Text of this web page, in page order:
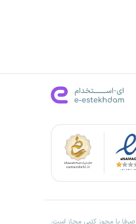
با مجوز کتبی مجاز است.